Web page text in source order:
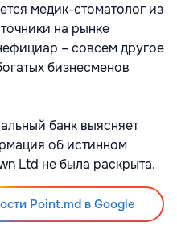
медик-стоматолог из
на рынке
– совсем другое
бизнесменов
банк выясняет
об истинном
Ltd не была раскрыта.
Point.md в Google